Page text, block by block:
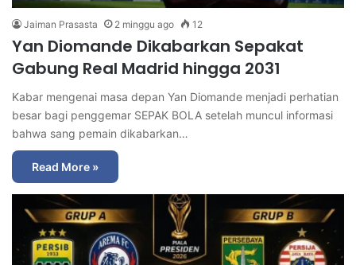
Jaiman Prasasta 2 minggu ago 12
Yan Diomande Dikabarkan Sepakat
Gabung Real Madrid hingga 2031
Kabar mengenai masa depan Yan Diomande menjadi perhatian
besar bagi penggemar SEPAK BOLA setelah muncul informasi
bahwa sang pemain dikabarkan…
Read More »